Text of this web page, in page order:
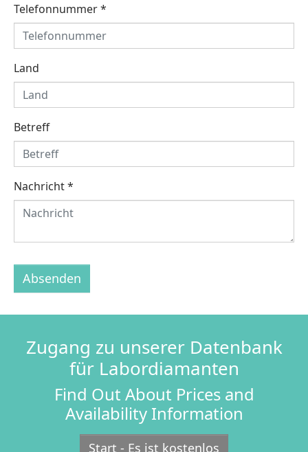
Telefonnummer*
Land
Betreff
Nachricht*
Absenden
Zugang zu unserer Datenbank
für Labordiamanten
Find Out About Prices and
Availability Information
Start - Es ist kostenlos